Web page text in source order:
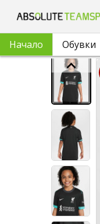
Начало Обувки